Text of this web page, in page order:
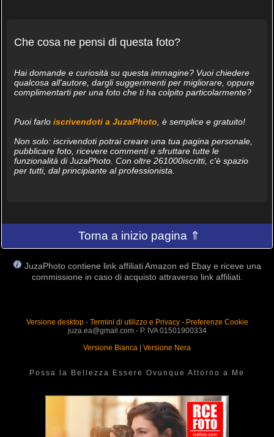
Che cosa ne pensi di questa foto?
Hai domande e curiosità su questa immagine? Vuoi chiedere
qualcosa all'autore, dargli suggerimenti per migliorare, oppure
complimentarti per una foto che ti ha colpito particolarmente?
Puoi farlo iscrivendoti a JuzaPhoto , è semplice e gratuito!
Non solo: iscrivendoti potrai creare una tua pagina personale,
pubblicare foto, ricevere commenti e sfruttare tutte le
funzionalità di JuzaPhoto. Con oltre 261000iscritti, c'è spazio
per tutti, dal principiante al professionista.
Torna a inizio pagina ⇑
JuzaPhoto contiene link affiliati Amazon ed Ebay e riceve una
commissione in caso di acquisto attraverso link affiliati.
Versione desktop- Termini di utilizzo e Privacy- Preferenze Cookie
juza.ea@gmail.com - P. IVA 01501900334
Versione Bianca
Versione Nera
Possa la Bellezza Essere Ovunque Attorno a Me